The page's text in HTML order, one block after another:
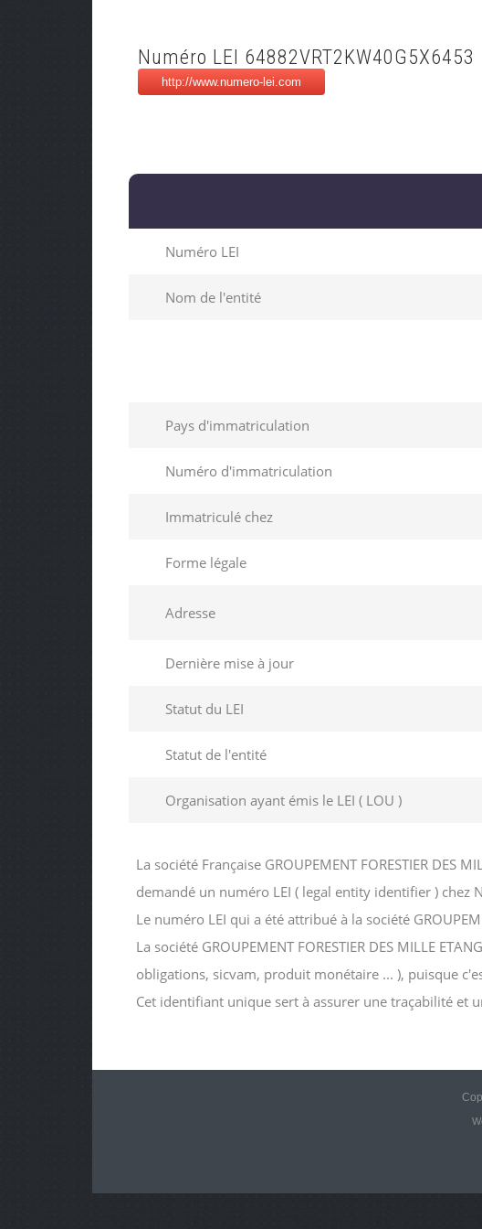
Numéro LEI 64882VRT2KW40G5X6453
Numéro LEI
Nom de l'entité
Pays d'immatriculation
Numéro d'immatriculation
Immatriculé chez
Forme légale
Adresse
Dernière mise à jour
Statut du LEI
Statut de l'entité
Organisation ayant émis le LEI ( LOU )
La société Française GROUPEMENT FORESTIER
demandé un numéro LEI ( legal entity identifier ) chez
Le numéro LEI qui a été attribué à la société
La société GROUPEMENT FORESTIER DES MILLE
obligations, sicvam, produit monétaire ... ), puisque
Cet identifiant unique sert à assurer une traçabilité et